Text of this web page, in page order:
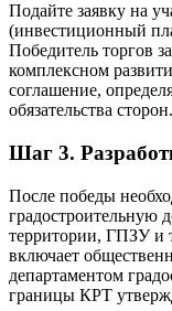
Подайте заявку на
(инвестиционный
Победитель торгов
комплексном
соглашение,
обязательства сторон.
Шаг 3.
После победы
градостроительную
территории, ГПЗУ и
включает
департаментом
границы КРТ